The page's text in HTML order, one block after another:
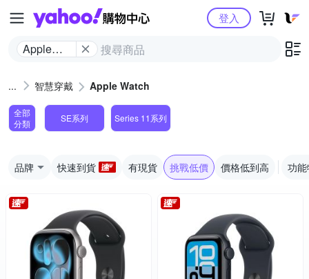
Yahoo購物中心
Apple
登入
智慧穿戴 Apple Watch
全部
分類
SE系列 Series 11系列
品牌 快速到貨 有現貨 挑戰低價 價格低到高 功